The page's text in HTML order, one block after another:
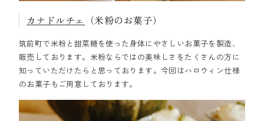
カナドルチェ （米粉のお菓子）
筑前町で米粉と甜菜糖を使った身体にやさしいお菓子を製造、
販売しております。米粉ならではの美味しさをたくさんの方に
知っていただけたらと思っております。今回はハロウィン仕様
のお菓子もご用意しております。